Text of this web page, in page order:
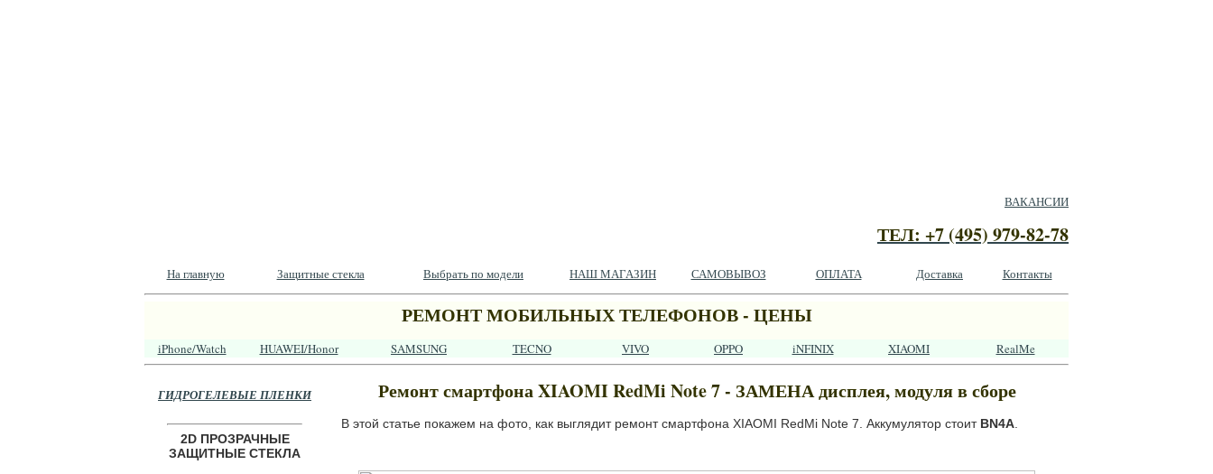
ВАКАНСИИ
ТЕЛ: +7 (495) 979-82-78
На главную Защитные стекла Выбрать по модели НАШ МАГАЗИН САМОВЫВОЗ ОПЛАТА Доставка Контакты
РЕМОНТ МОБИЛЬНЫХ ТЕЛЕФОНОВ - ЦЕНЫ
iPhone/Watch HUAWEI/Honor SAMSUNG TECNO VIVO OPPO iNFINIX XIAOMI RealMe
ГИДРОГЕЛЕВЫЕ ПЛЕНКИ
2D ПРОЗРАЧНЫЕ
ЗАЩИТНЫЕ СТЕКЛА
Ремонт смартфона XIAOMI RedMi Note 7 - ЗАМЕНА дисплея, модуля в сборе
В этой статье покажем на фото, как выглядит ремонт смартфона XIAOMI RedMi Note 7. Аккумулятор стоит BN4A.